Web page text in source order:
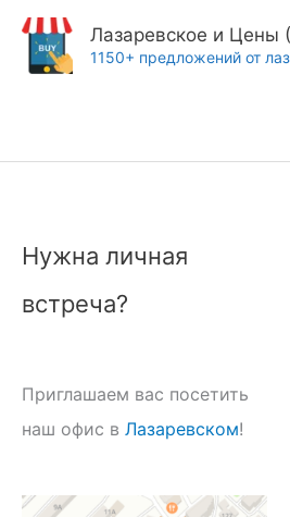
Перейти
содержимому
Лазаревское и Цены
1150+ предложений от
Нужна личная
встреча?
Приглашаем вас посетить
наш офис в Лазаревском!